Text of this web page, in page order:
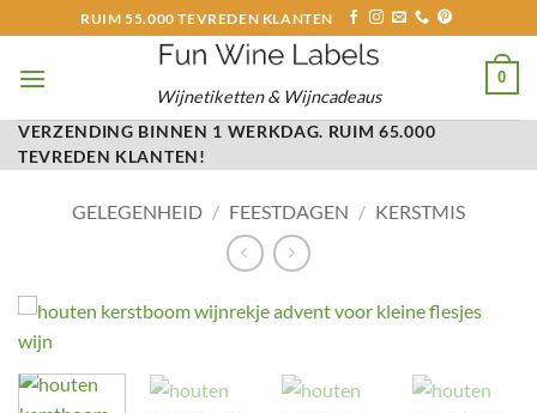
naar
inhoud
RUIM 55.000 TEVREDEN KLANTEN
Wijnetiketten & Wijncadeaus
0
VERZENDING BINNEN 1 WERKDAG. RUIM 65.000
TEVREDEN KLANTEN!
GELEGENHEID / FEESTDAGEN / KERSTMIS